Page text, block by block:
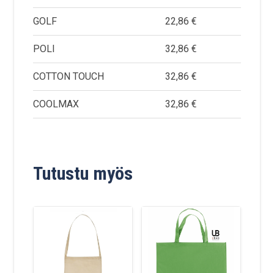
GOLF 22,86 €
POLI 32,86 €
COTTON TOUCH 32,86 €
COOLMAX 32,86 €
Tutustu myös